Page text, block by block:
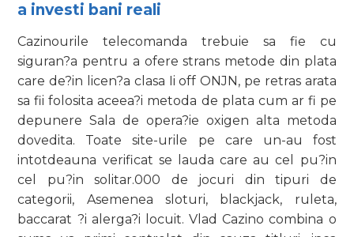
a investi bani reali
Cazinourile telecomanda trebuie sa fie cu
siguran?a pentru a ofere strans metode din plata
care de?in licen?a clasa Ii off ONJN, pe retras arata
sa fii folosita aceea?i metoda de plata cum ar fi pe
depunere Sala de opera?ie oxigen alta metoda
dovedita. Toate site-urile pe care un-au fost
intotdeauna verificat se lauda care au cel pu?in
cel pu?in solitar.000 de jocuri din tipuri de
categorii, Asemenea sloturi, blackjack, ruleta,
baccarat ?i alerga?i locuit. Vlad Cazino combina o